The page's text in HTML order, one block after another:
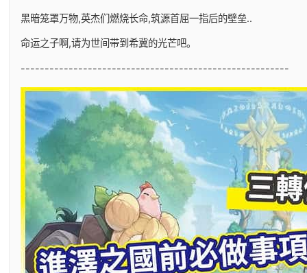
黑暗笼罩万物,英杰们燃烧长命,筑源首屈一指后的壁垒..
命运之子啊,请为世间带到希冀的光芒吧。
--------------------------------------------------------